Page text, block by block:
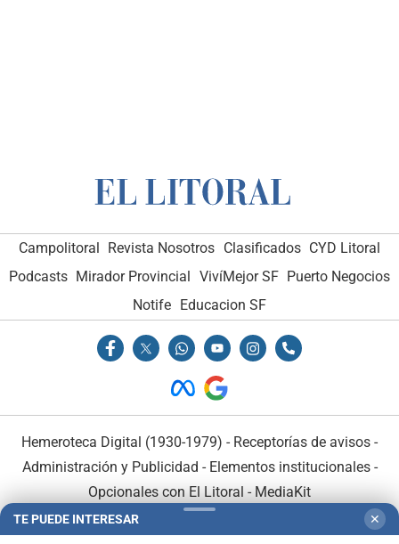
Campolitoral Revista Nosotros Clasificados CYD Litoral
Podcasts Mirador Provincial VivíMejor SF Puerto Negocios
Notife Educacion SF
Hemeroteca Digital (1930-1979) - Receptorías de avisos -
Administración y Publicidad - Elementos institucionales-
Opcionales con El Litoral - MediaKit
TE PUEDE INTERESAR ✕